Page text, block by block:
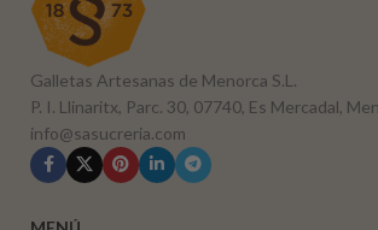
Galletas Artesanas de Menorca S.L.
P. I. Llinaritx, Parc. 30, 07740, Es Mercadal,
info@sasucreria.com